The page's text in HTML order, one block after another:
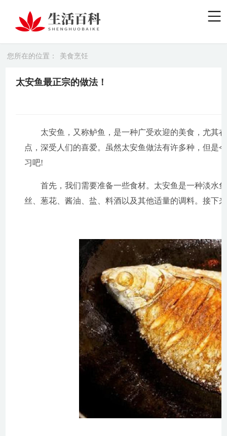
您所在的位置： 美食烹饪
太安鱼最正宗的做法！
太安鱼，又称鲈鱼，是一种广受欢迎的美食，尤其
点，深受人们的喜爱。虽然太安鱼做法有许多种，但是
习吧!
首先，我们需要准备一些食材。太安鱼是一种淡水
丝、葱花、酱油、盐、料酒以及其他适量的调料。接下